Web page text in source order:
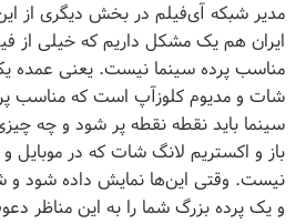
مدیر شبکه آی‌فیلم در بخش دیگری از
ایران هم یک مشکل داریم که خیلی از
مناسب پرده سینما نیست. یعنی عمده
شات و مدیوم کلوزآپ است که مناسب
سینما باید نقطه نقطه پر شود و چه چیزی
باز و اکستریم لانگ شات که در موبایل و
نیست. وقتی این‌ها نمایش داده شود و
و یک پرده بزرگ شما را به این مناظر